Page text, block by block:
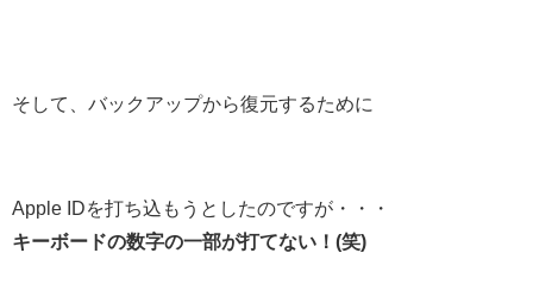
そして、バックアップから復元するために
Apple IDを打ち込もうとしたのですが・・・
キーボードの数字の一部が打てない！(笑)